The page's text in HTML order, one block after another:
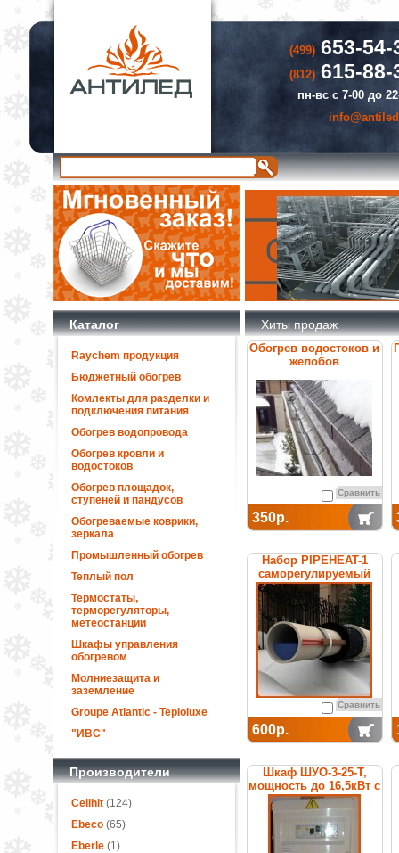
(499)653-54-
(812)615-88-
пн-вс с 7-00 до
Каталог
Raychem продукция
Бюджетный обогрев
Комлекты для разделки и
подключения питания
Обогрев водопровода
Обогрев кровли и
водостоков
Обогрев площадок,
ступеней и пандусов
Обогреваемые коврики,
зеркала
Промышленный обогрев
Теплый пол
Термостаты,
терморегуляторы,
метеостанции
Шкафы управления
обогревом
Молниезащита и
заземление
Groupe Atlantic - Teploluxe
"ИВС"
Производители
Ceilhit(124)
Ebeco(65)
Eberle(1)
Хиты продаж
Обогрев водостоков и
желобов
Сравнить
350р.
Набор PIPEHEAT-1
саморегулируемый
для обогрева
пластиковых труб
Сравнить
600р.
Шкаф ШУО-3-25-T,
мощность до 16,5кВт с
термостатом